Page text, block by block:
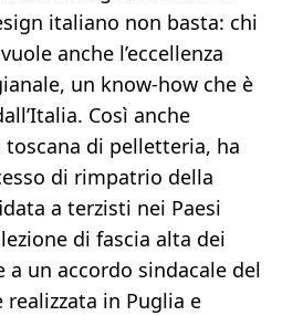
italiano non basta: chi
anche l’eccellenza
un know-how che è
Così anche
di pelletteria, ha
di rimpatrio della
a terzisti nei Paesi
di fascia alta dei
a un accordo sindacale del
realizzata in Puglia e